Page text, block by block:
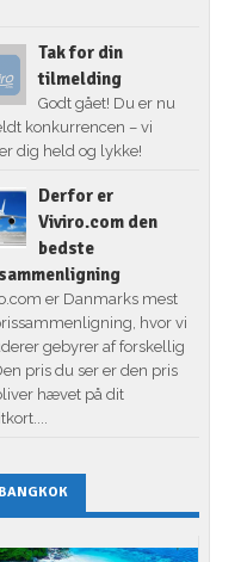
Tak for din
tilmelding
Godt gået! Du er nu
konkurrencen – vi
dig held og lykke!
Derfor er
Viviro.com den
bedste
er Danmarks mest
hvor vi
gebyrer af forskellig
pris du ser er den pris
hævet på dit
BANGKOK